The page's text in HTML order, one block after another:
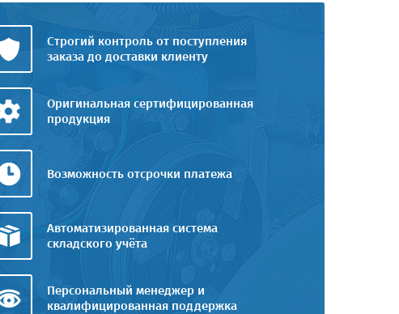
Строгий контроль от поступления
заказа до доставки клиенту
Оригинальная сертифицированная
продукция
Возможность отсрочки платежа
Автоматизированная система
складского учёта
Персональный менеджер и
квалифицированная поддержка